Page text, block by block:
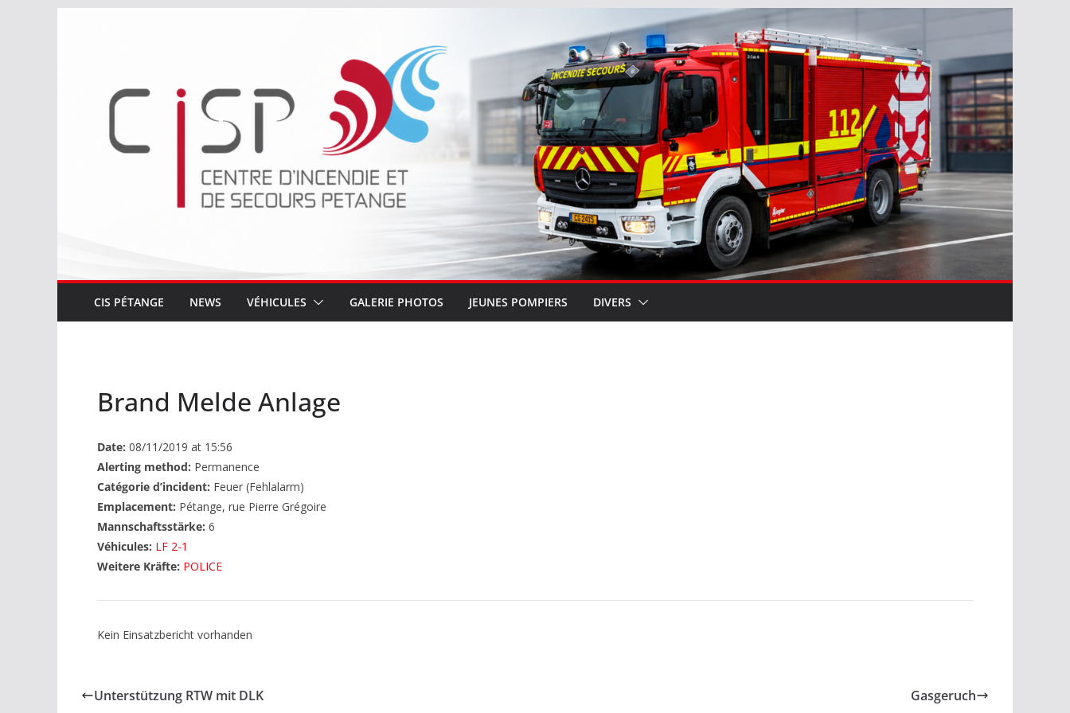
CIS PÉTANGE NEWS VÉHICULES GALERIE PHOTOS JEUNES POMPIERS DIVERS
Brand Melde Anlage
Date: 08/11/2019 at 15:56
Alerting method: Permanence
Catégorie d’incident: Feuer (Fehlalarm)
Emplacement: Pétange, rue Pierre Grégoire
Mannschaftsstärke: 6
Véhicules: LF 2-1
Weitere Kräfte: POLICE
Kein Einsatzbericht vorhanden
Unterstützung RTW mit DLK Gasgeruch